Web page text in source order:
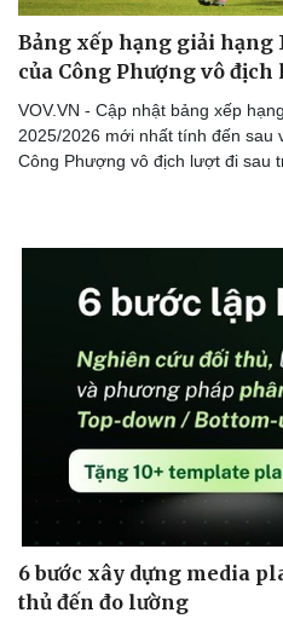
Doanh nghiệp
Thông tin doanh nghiệp
Doanh nghiệp 24h
Bảng xếp hạng giải hạng
của Công Phượng vô địch
VOV.VN - Cập nhật bảng xếp
2025/2026 mới nhất tính đến sau
Công Phượng vô địch lượt đi sau
6 bước xây dựng media
thủ đến đo lường